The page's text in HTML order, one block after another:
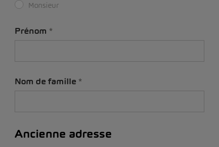
Monsieur
Prénom
Nom de famille
Ancienne adresse